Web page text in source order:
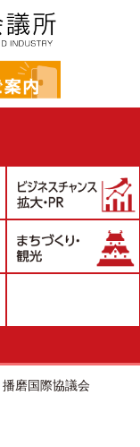
播磨国際協議会